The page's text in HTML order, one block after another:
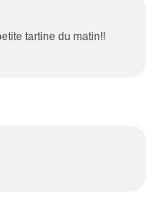
tartine du matin!!